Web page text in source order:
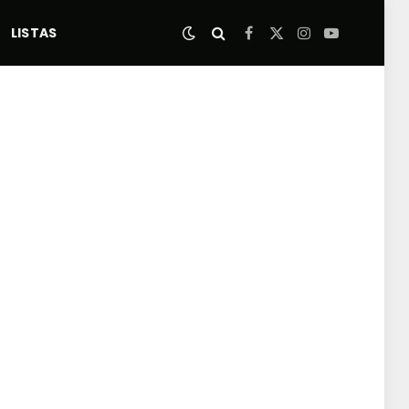
LISTAS Facebook
X
Instagram
YouTube